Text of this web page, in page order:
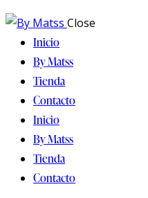
Close
Inicio
By Matss
Tienda
Contacto
Inicio
By Matss
Tienda
Contacto